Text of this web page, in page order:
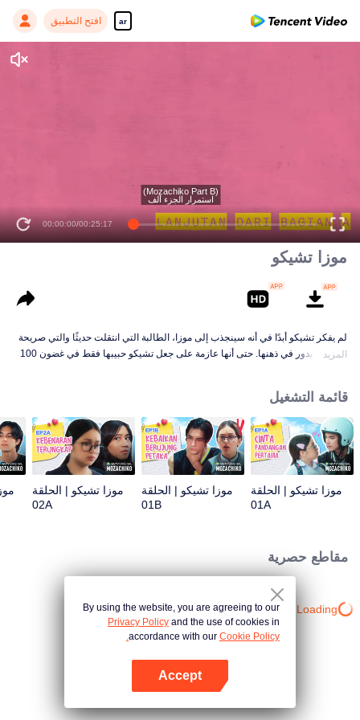
ar افتح التطبيق
موزا تشيكو
لم يفكر تشيكو أبدًا في أنه سينجذب إلى موزا، الطالبة التي انتقلت حديثًا والتي صريحة
بشأن ما يدور في ذهنها. حتى أنها عازمة على جعل تشيكو حبيبها فقط في غضون 100
المزيد
قائمة التشغيل
موزا تشيكو | الحلقة
01A
موزا تشيكو | الحلقة
01B
موزا تشيكو | الحلقة
02A
مقاطع حصرية
Loading…
By using the website, you are agreeing to our
Privacy Policy and the use of cookies in
accordance with our Cookie Policy.
Accept